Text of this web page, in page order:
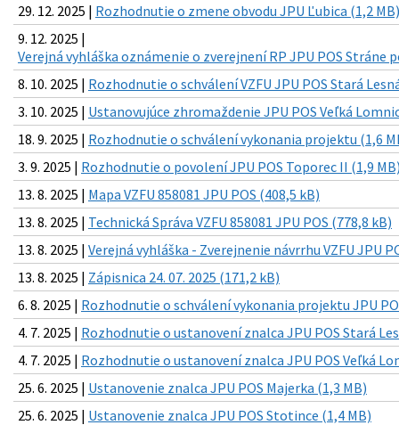
29. 12. 2025 | Rozhodnutie o zmene obvodu JPU Ľubica (1,2 MB)
9. 12. 2025 |
Verejná vyhláška oznámenie o zverejnení RP JPU POS Stráne
8. 10. 2025 | Rozhodnutie o schválení VZFU JPU POS Stará
3. 10. 2025 | Ustanovujúce zhromaždenie JPU POS Veľká
18. 9. 2025 | Rozhodnutie o schválení vykonania projektu (1,6
3. 9. 2025 | Rozhodnutie o povolení JPU POS Toporec II (1,9
13. 8. 2025 | Mapa VZFU 858081 JPU POS (408,5 kB)
13. 8. 2025 | Technická Správa VZFU 858081 JPU POS (778,8 kB)
13. 8. 2025 | Verejná vyhláška - Zverejnenie návrrhu VZFU JPU
13. 8. 2025 | Zápisnica 24. 07. 2025 (171,2 kB)
6. 8. 2025 | Rozhodnutie o schválení vykonania projektu JPU
4. 7. 2025 | Rozhodnutie o ustanovení znalca JPU POS Stará
4. 7. 2025 | Rozhodnutie o ustanovení znalca JPU POS Veľká
25. 6. 2025 | Ustanovenie znalca JPU POS Majerka (1,3 MB)
25. 6. 2025 | Ustanovenie znalca JPU POS Stotince (1,4 MB)